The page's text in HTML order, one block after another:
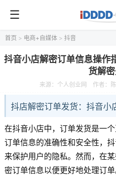
首页 > 电商+自媒体 > 抖音
抖音小店解密订单信息操作
货解
来源： 个人创业网 作者：
抖店解密订单发货：抖音小
在抖音小店中，订单发货是一
订单信息的准确性和安全性，
来保护用户的隐私。然而，在
密订单信息以便更好地处理订